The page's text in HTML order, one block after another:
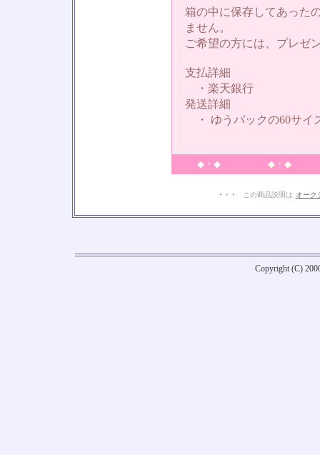
箱の中に保存してあった
ません。
ご希望の方には、プレゼ
支払詳細
・楽天銀行
発送詳細
・ ゆうパックの60サイ
◆・◆ ◆・◆
+ + + この商品説明は オーク
Copyright (C)